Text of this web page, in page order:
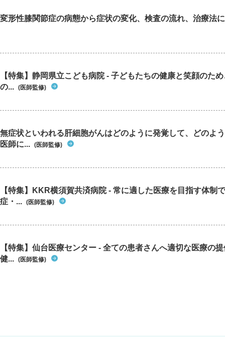
変形性膝関節症の病態から症状の変化、検査の流れ、治療法
【特集】静岡県立こども病院 - 子どもたちの健康と笑顔のた
の... (医師監修)
無症状といわれる肝細胞がんはどのように発覚して、どのよ
医師に... (医師監修)
【特集】KKR横須賀共済病院 - 常に適した医療を目指す体制
症・... (医師監修)
【特集】仙台医療センター - 全ての患者さんへ適切な医療の
健... (医師監修)